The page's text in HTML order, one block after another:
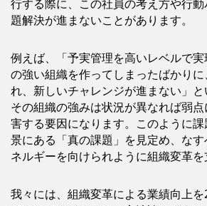
行する際に、この社員の考え方や行
題解決が進まないことがあります。
例えば、「予実管理を高いレベルで
の強い組織を作ってしまったばかり
れ、新しいチャレンジが進まない」と
その組織の強みは状況が異なれば弱
害する要因になります。このように
景にある「真の課題」を見定め、な
ネルギーを向けられように組織変革を
我々には、組織変革による業績向上